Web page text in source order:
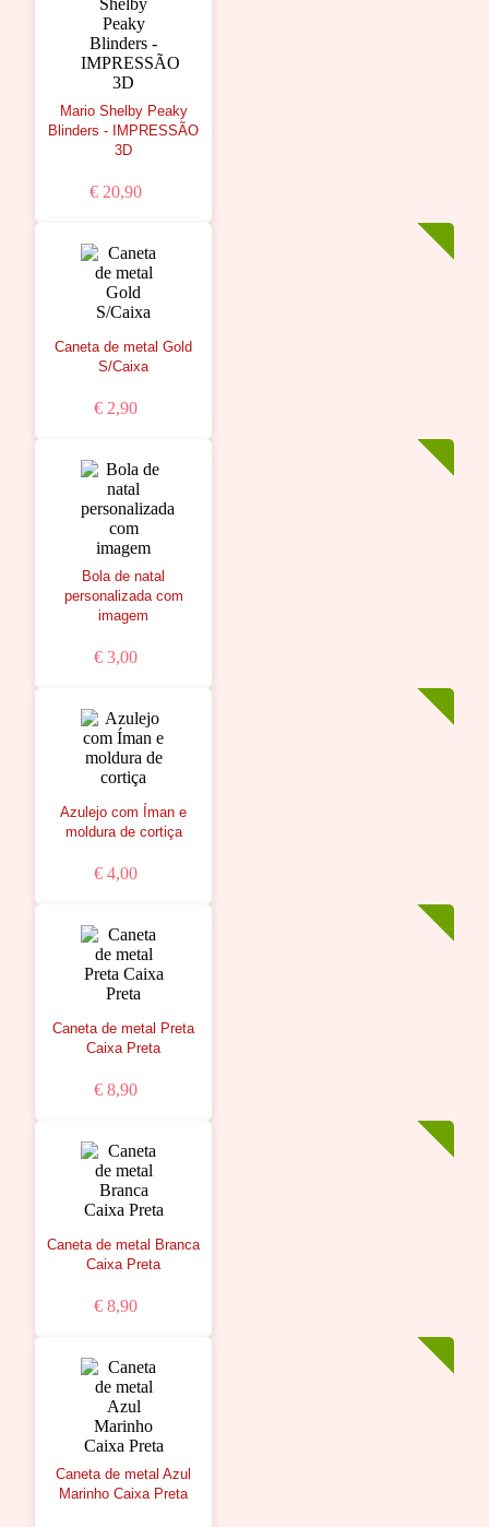
Mario Shelby Peaky
Blinders - IMPRESSÃO
3D
€ 20,90
Caneta de metal Gold
S/Caixa
€ 2,90
Bola de natal
personalizada com
imagem
€ 3,00
Azulejo com Íman e
moldura de cortiça
€ 4,00
Caneta de metal Preta
Caixa Preta
€ 8,90
Caneta de metal Branca
Caixa Preta
€ 8,90
Caneta de metal Azul
Marinho Caixa Preta